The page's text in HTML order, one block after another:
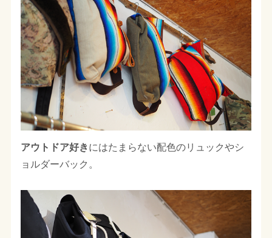
アウトドア好きにはたまらない配色のリュックやシ
ョルダーバック。